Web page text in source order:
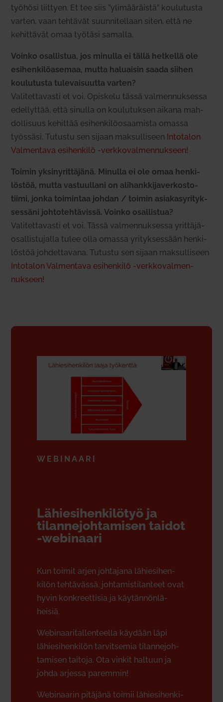
työhösi liittyen. Et tee siis ”yli­mää­räistä” kou­lu­tusta
varten, vaan teh­tävät suun­ni­tellaan siten, että ne
kehit­tävät omaa työtäsi samalla.
Voinko osal­listua, jos minulla ei tällä het­kellä ole
esi­hen­ki­lö­asemaa, mutta haluaisin saada siihen
kou­lu­tusta tule­vai­suutta varten?
Vali­tet­ta­vasti et voi. Opiskelu tässä val­men­nuk­sessa
edel­lyttää, että sinulla on kou­lu­tuksen aikana mah­
dol­lisuus kehittää esi­hen­ki­lö­osaa­mista omassa
työssäsi. Tutustu sen sijaan mak­sul­liseen Into­talon
Val­mentava esi­henkilö ‑verk­ko­val­men­nukseen!
Toimin yksi­ny­rit­täjänä. Minulla ei ole omaa hen­ki­
löstöä, mutta vas­tuullani on ali­hank­ki­ja­ver­kos­to­
tiimi, jonka toi­mintaa johdan / toimin asia­kas­yri­tyk­
sessäni joh­to­teh­tä­vissä. Voinko osal­listua?
Vali­tet­ta­vasti et voi. Tässä val­men­nuk­sessa yrit­tä­jä­
osal­lis­tu­jalla tulee olla omassa yri­tyk­sessään hen­ki­
löstöä joh­det­tavana. Tutustu sen sijaan mak­sul­liseen
Into­talon Val­mentava esi­henkilö ‑verk­ko­val­men­
nukseen!
WEBI­NAARI
Lähie­si­hen­ki­lötyö ja
tilan­ne­joh­ta­misen taidot
-webi­naari
Kun toimit arjen joh­tajana lähie­si­hen­
kilön teh­tä­vässä, joh­ta­mis­ti­lanteet ovat
hyvin kon­kreet­tisia ja käy­tän­nön­lä­
heisiä.
Webi­naa­ri­tal­len­teella käydään läpi
lähie­si­hen­kilön tar­vit­semia tilan­ne­joh­
ta­misen taitoja. Ota vinkit haltuun ja
johda arjessa paremmin!
Webi­naarin pitäjänä toimii lähie­si­hen­ki­